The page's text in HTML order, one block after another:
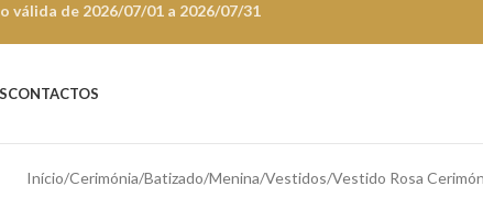
válida de 2026/07/01 a 2026/07/31
CONTACTOS
Início Cerimónia Batizado Menina Vestidos Vestido Rosa